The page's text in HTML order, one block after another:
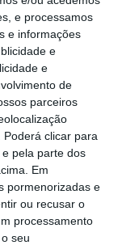
e processamos
e informações
e
e
de
parceiros
clicar para
pela parte dos
Em
pormenorizadas e
ou recusar o
processamento
seu
de postos
o
4.200
operacional
com o
uma
por ano e a